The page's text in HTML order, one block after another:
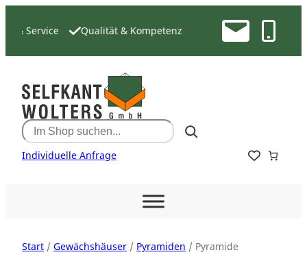
Inhalt
Service Qualität & Kompetenz
Search
Individuelle Anfrage
Start / Gewächshäuser / Pyramiden / Pyramide